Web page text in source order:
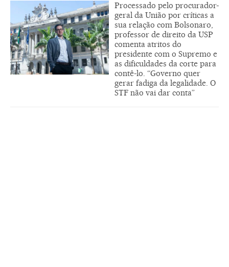
Processado pelo procurador-
geral da União por críticas a
sua relação com Bolsonaro,
professor de direito da USP
comenta atritos do
presidente com o Supremo e
as dificuldades da corte para
contê-lo. “Governo quer
gerar fadiga da legalidade. O
STF não vai dar conta”